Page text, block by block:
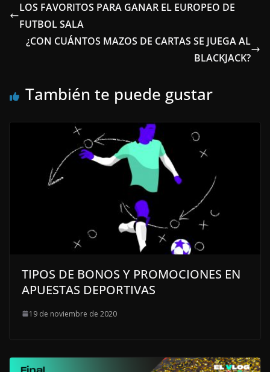
LOS FAVORITOS PARA GANAR EL EUROPEO DE
FUTBOL SALA
¿CON CUÁNTOS MAZOS DE CARTAS SE JUEGA AL
BLACKJACK?
También te puede gustar
TIPOS DE BONOS Y PROMOCIONES EN
APUESTAS DEPORTIVAS
19 de noviembre de 2020